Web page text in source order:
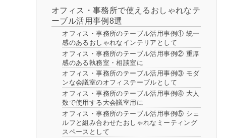
オフィス・事務所で使えるおしゃれなテ
ーブル活用事例8選
オフィス・事務所のテーブル活用事例① 統一
感のあるおしゃれなインテリアとして
オフィス・事務所のテーブル活用事例② 重厚
感のある執務室・相談室に
オフィス・事務所のテーブル活用事例③ モダ
ンな会議室のオフィステーブルとして
オフィス・事務所のテーブル活用事例④ 大人
数で使用する大会議室用に
オフィス・事務所のテーブル活用事例⑤ シェ
ルフと組み合わせたおしゃれなミーティング
スペースとして